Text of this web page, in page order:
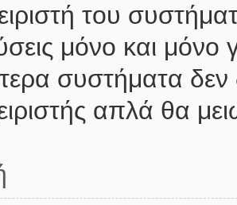
του
μόνο και
συστήματα δεν
απλά θα